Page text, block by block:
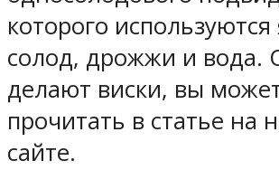
которого
солод, дрожжи и вода.
делают виски, вы
прочитать в статье на
сайте.